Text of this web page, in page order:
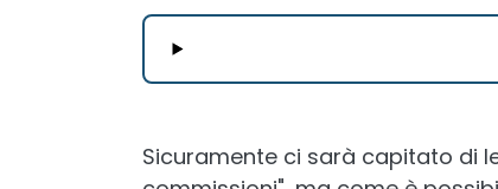
Sicuramente ci sarà capitato di